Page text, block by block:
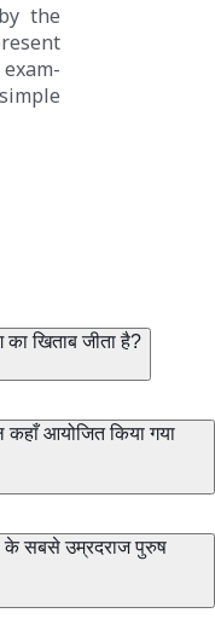
the
खिताब जीता है?
आयोजित किया गया
के सबसे उम्रदराज पुरुष